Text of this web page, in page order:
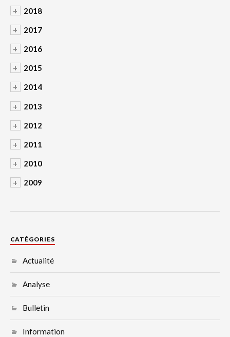
+ 2018
+ 2017
+ 2016
+ 2015
+ 2014
+ 2013
+ 2012
+ 2011
+ 2010
+ 2009
CATÉGORIES
Actualité
Analyse
Bulletin
Information